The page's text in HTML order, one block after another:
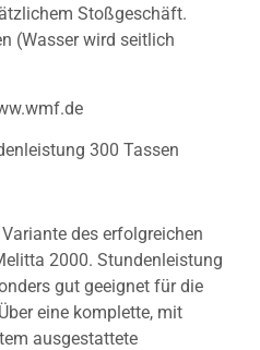
Stoßgeschäft.
(Wasser wird seitlich
300 Tassen
des erfolgreichen
2000. Stundenleistung
gut geeignet für die
eine komplette, mit
ausgestattete